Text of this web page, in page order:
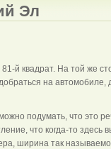
Эл
й квадрат. На той же
на автомобиле,
подумать, что это
что когда-то здесь
ширина так